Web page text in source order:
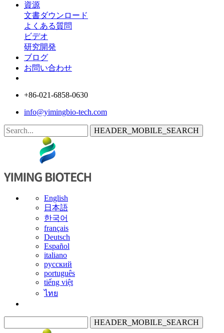
資源
文書ダウンロード
よくある質問
ビデオ
研究開発
ブログ
お問い合わせ
+86-021-6858-0630
info@yimingbio-tech.com
HEADER_MOBILE_SEARCH
English
日本語
한국어
français
Deutsch
Español
italiano
русский
português
tiếng việt
ไทย
HEADER_MOBILE_SEARCH